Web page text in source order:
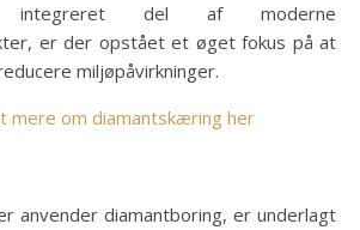
integreret del af moderne
er der opstået et øget fokus på at
miljøpåvirkninger.
mere om diamantskæring her
anvender diamantboring, er underlagt